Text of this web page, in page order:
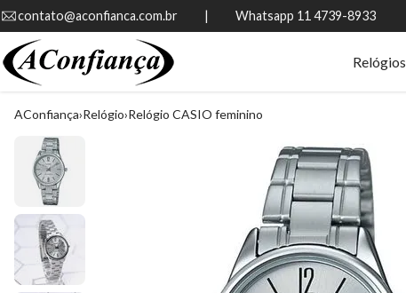
contato@aconfianca.com.br          |          Whatsapp 11 4739-8933
Relógios
AConfiança Relógio Relógio CASIO feminino